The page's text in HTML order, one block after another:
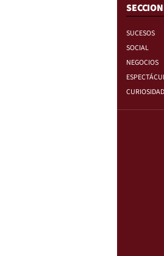
SUCESOS
SOCIAL
NEGOCIOS